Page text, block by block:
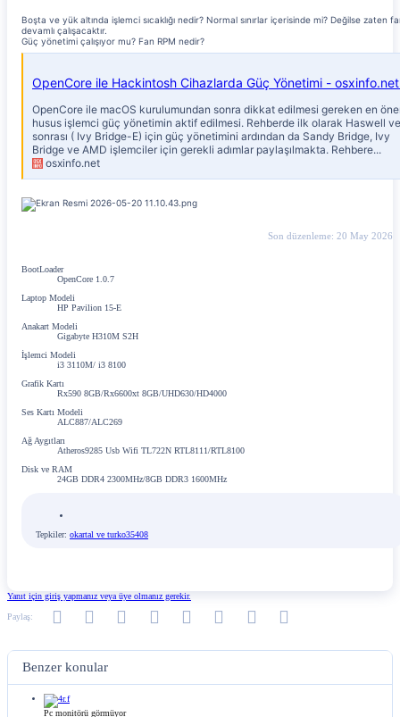
Boşta ve yük altında işlemci sıcaklığı nedir? Normal sınırlar içerisinde mi? Değilse zaten
devamlı çalışacaktır.
Güç yönetimi çalışıyor mu? Fan RPM nedir?
OpenCore ile macOS kurulumundan sonra dikkat edilmesi gereken en
husus işlemci güç yönetimin aktif edilmesi. Rehberde ilk olarak Haswell ve
sonrası ( Ivy Bridge-E) için güç yönetimini ardından da Sandy Bridge, Ivy
Bridge ve AMD işlemciler için gerekli adımlar paylaşılmakta. Rehbere...
osxinfo.net
Son düzenleme: 20 May 2026
BootLoader
OpenCore 1.0.7
Laptop Modeli
HP Pavilion 15-E
Anakart Modeli
Gigabyte H310M S2H
İşlemci Modeli
i3 3110M/ i3 8100
Grafik Kartı
Rx590 8GB/Rx6600xt 8GB/UHD630/HD4000
Ses Kartı Modeli
ALC887/ALC269
Ağ Aygıtları
Atheros9285 Usb Wifi TL722N RTL8111/RTL8100
Disk ve RAM
24GB DDR4 2300MHz/8GB DDR3 1600MHz
Tepkiler: okartal ve turko35408
Yanıt için giriş yapmanız veya üye olmanız gerekir.
Paylaş: FacebookTwitter Reddit PinterestTumblr WhatsAppE-posta
Benzer konular
Pc monitörü görmüyor